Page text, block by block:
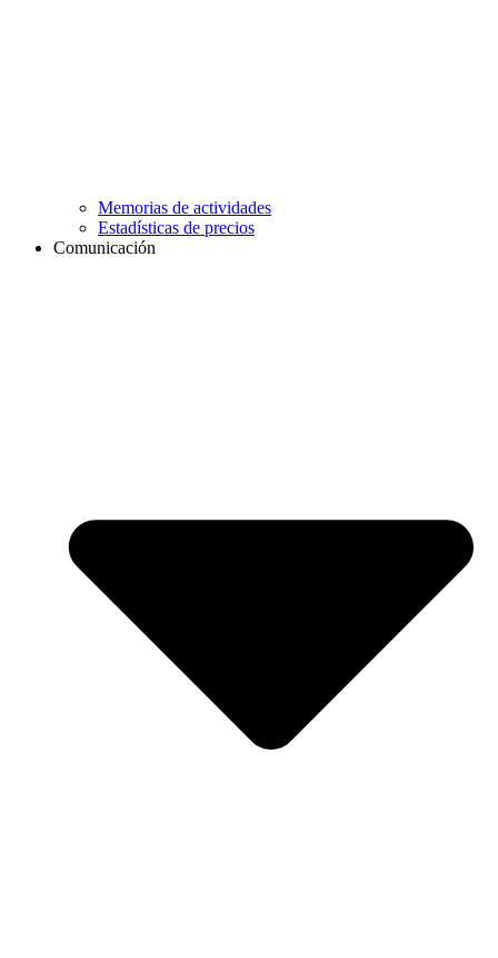
Memorias de actividades
Estadísticas de precios
Comunicación